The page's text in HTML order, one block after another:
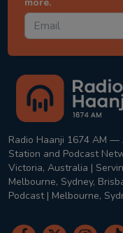
Radio Haanji 1674 AM —
Station and Podcast
Victoria, Australia |
Melbourne, Sydney,
Podcast | Melbourne,